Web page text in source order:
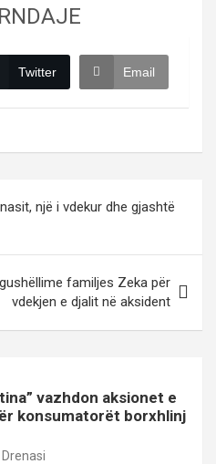
Twitter Email
një i vdekur dhe gjashtë
familjes Zeka për
vdekjen e djalit në aksident
vazhdon aksionet e
konsumatorët borxhlinj
Drenasi